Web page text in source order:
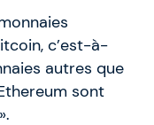
c’est-à-
autres que
sont